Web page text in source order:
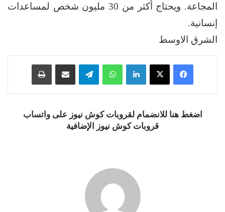
المجاعة. ويحتاج أكثر من 30 مليون شخص لمساعدات
إنسانية.
الشرق الاوسط
فيسبوك ‫X لينكدإن واتساب تيلقرام
اضغط هنا للانضمام لقروبات كوش نيوز على واتساب
قروبات كوش نيوز الإضافية